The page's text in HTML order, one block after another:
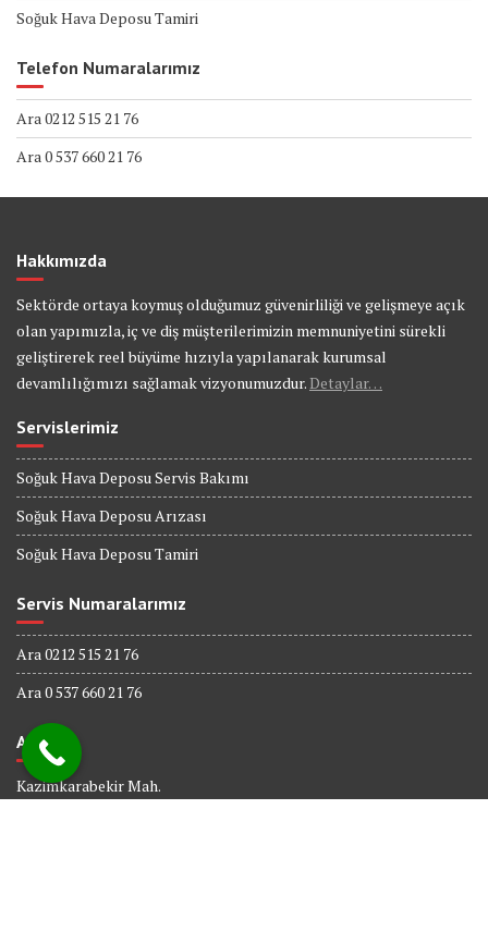
Soğuk Hava Deposu Tamiri
Telefon Numaralarımız
Ara 0212 515 21 76
Ara 0 537 660 21 76
Hakkımızda
Sektörde ortaya koymuş olduğumuz güvenirliliği ve gelişmeye açık
olan yapımızla, iç ve diş müşterilerimizin memnuniyetini sürekli
geliştirerek reel büyüme hızıyla yapılanarak kurumsal
devamlılığımızı sağlamak vizyonumuzdur.Detaylar…
Servislerimiz
Soğuk Hava Deposu Servis Bakımı
Soğuk Hava Deposu Arızası
Soğuk Hava Deposu Tamiri
Servis Numaralarımız
Ara 0212 515 21 76
Ara 0 537 660 21 76
Adres
Kazimkarabekir Mah.